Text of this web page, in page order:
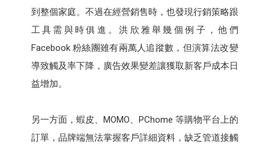
到整個家庭。不過在經營銷售時，也發現行銷策略跟
工具需與時俱進。洪欣雅舉幾個例子，他們
Facebook 粉絲團雖有兩萬人追蹤數，但演算法改變
導致觸及率下降，廣告效果變差讓獲取新客戶成本日
益增加。
另一方面，蝦皮、MOMO、PChome 等購物平台上的
訂單，品牌端無法掌握客戶詳細資料，缺乏管道接觸